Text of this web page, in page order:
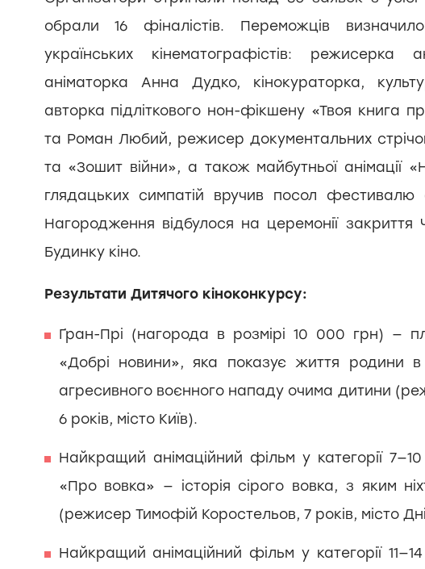
обрали 16 фіналістів. Переможців
українських кінематографістів: режисерка
аніматорка Анна Дудко, кінокураторка,
авторка підліткового нон-фікшену «Твоя книга
та Роман Любий, режисер документальних
та «Зошит війни», а також майбутньої анімації
глядацьких симпатій вручив посол
Нагородження відбулося на церемонії закриття
Будинку кіно.
Результати Дитячого кіноконкурсу:
Ґран-Прі (нагорода в розмірі 10 000 грн) —
«Добрі новини», яка показує життя родини
агресивного воєнного нападу очима дитини
6 років, місто Київ).
Найкращий анімаційний фільм у категорії
«Про вовка» — історія сірого вовка, з яким
(режисер Тимофій Коростельов, 7 років, місто
Найкращий анімаційний фільм у категорії